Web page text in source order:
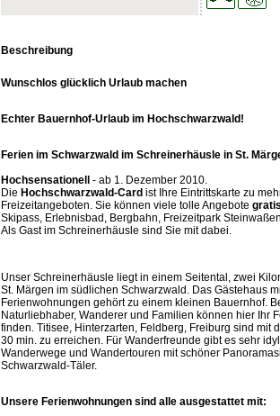
Beschreibung
Wunschlos glücklich Urlaub machen
Echter Bauernhof-Urlaub im Hochschwarzwald!
Ferien im Schwarzwald im Schreinerhäusle in St.
Hochsensationell - ab 1. Dezember 2010.
Die Hochschwarzwald-Card ist Ihre Eintrittskarte zu
Freizeitangeboten. Sie können viele tolle Angebote gratis
Skipass, Erlebnisbad, Bergbahn, Freizeitpark
Als Gast im Schreinerhäusle sind Sie mit dabei.
Unser Schreinerhäusle liegt in einem Seitental, zwei
St. Märgen im südlichen Schwarzwald. Das Gästehaus
Ferienwohnungen gehört zu einem kleinen Bauernhof.
Naturliebhaber, Wanderer und Familien können hier Ihr
finden. Titisee, Hinterzarten, Feldberg, Freiburg sind mit
30 min. zu erreichen. Für Wanderfreunde gibt es sehr
Wanderwege und Wandertouren mit schöner
Schwarzwald-Täler.
Unsere Ferienwohnungen sind alle ausgestattet mit: